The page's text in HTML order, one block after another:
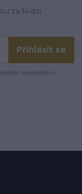
za 14 dní.
Přihlásit se
newsletteru.